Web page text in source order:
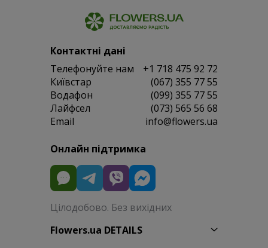
Контактні дані
Телефонуйте нам
+1 718 475 92 72
Київстар
(067) 355 77 55
Водафон
(099) 355 77 55
Лайфсел
(073) 565 56 68
Email
info@flowers.ua
Онлайн підтримка
Цілодобово. Без вихідних
Flowers.ua DETAILS